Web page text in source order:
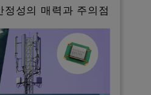
성의 매력과 주의점